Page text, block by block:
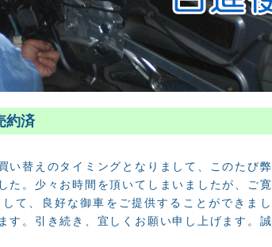
約済
い替えのタイミングとなりまして、このたび弊
た。少々お時間を頂いてしまいましたが、ご寛
て、良好な御車をご提供することができまし
す。引き続き、宜しくお願い申し上げます。誠